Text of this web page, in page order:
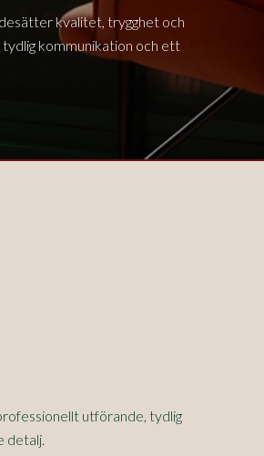
kvalitet, trygghet och
kommunikation och ett
utförande, tydlig
detalj.